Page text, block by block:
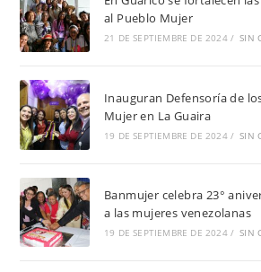
al Pueblo Mujer
21 DE SEPTIEMBRE DE 2024 / SIN
Inauguran Defensoría de
Mujer en La Guaira
19 DE SEPTIEMBRE DE 2024 / SIN
Banmujer celebra 23°
a las mujeres venezolanas
19 DE SEPTIEMBRE DE 2024 / SIN